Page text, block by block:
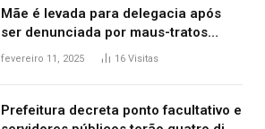
Mãe é levada para delegacia após
ser denunciada por maus-tratos
contra dois filhos, diz polícia
fevereiro 11, 2025 16 Visitas
Prefeitura decreta ponto facultativo e